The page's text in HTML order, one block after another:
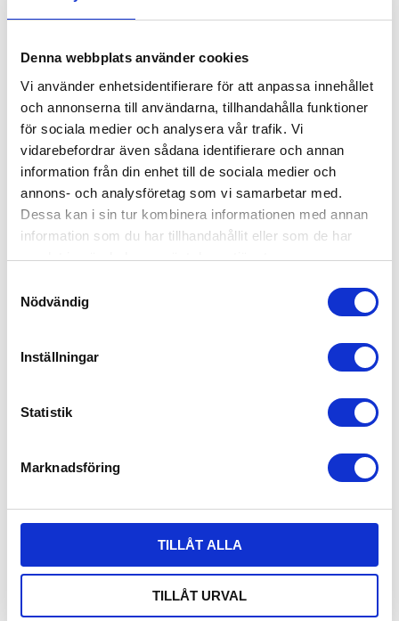
Denna webbplats använder cookies
Vi använder enhetsidentifierare för att anpassa innehållet
och annonserna till användarna, tillhandahålla funktioner
för sociala medier och analysera vår trafik. Vi
vidarebefordrar även sådana identifierare och annan
information från din enhet till de sociala medier och
annons- och analysföretag som vi samarbetar med.
Dessa kan i sin tur kombinera informationen med annan
information som du har tillhandahållit eller som de har
samlat in när du har använt deras tjänster.
Nödvändig
Inställningar
Statistik
Marknadsföring
TILLÅT ALLA
TILLÅT URVAL
RELATERADE PRODUKTER
WARRIOR WINCHES TITAN
SLIM
slim | 12v eller 24V |
Dragkapacitet 2,7 ton
4 995,00
WARRIOR WINCHES
SAMURAI ELEKTRISK
Premium Vinsch | Perfekt
vinsch för bärgning | Finns med
KR